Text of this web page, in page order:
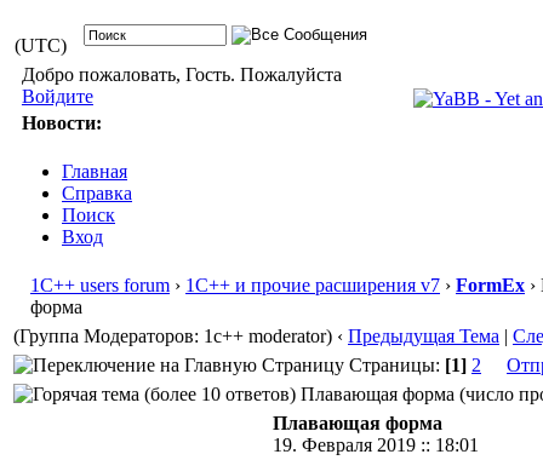
(UTC)
Добро пожаловать, Гость. Пожалуйста
Войдите
Новости:
Главная
Справка
Поиск
Вход
1С++ users forum › 1С++ и прочие расширения v7 › FormEx
форма
(Группа Модераторов: 1c++ moderator) ‹ Предыдущая Тема |
Страницы: [1] 2
Плавающая форма (число
Плавающая форма
19. Февраля 2019 :: 18:01